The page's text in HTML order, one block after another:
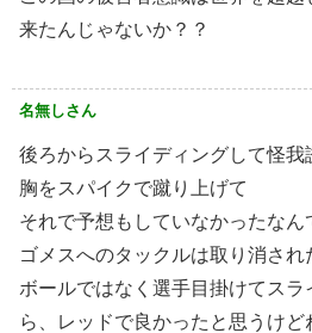
来たんじゃないか？？
名無しさん
後ろからスライディングして怪我
胸をスパイクで蹴り上げて
それで予想もしていなかったなん
ゴメスへのタックルは取り消され
ボールではなく選手目掛けてス
ら、レッドで良かったと思うけど